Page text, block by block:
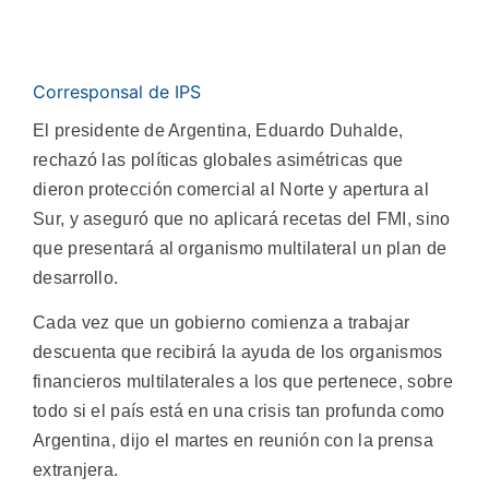
Corresponsal de IPS
El presidente de Argentina, Eduardo Duhalde,
rechazó las políticas globales asimétricas que
dieron protección comercial al Norte y apertura al
Sur, y aseguró que no aplicará recetas del FMI, sino
que presentará al organismo multilateral un plan de
desarrollo.
Cada vez que un gobierno comienza a trabajar
descuenta que recibirá la ayuda de los organismos
financieros multilaterales a los que pertenece, sobre
todo si el país está en una crisis tan profunda como
Argentina, dijo el martes en reunión con la prensa
extranjera.